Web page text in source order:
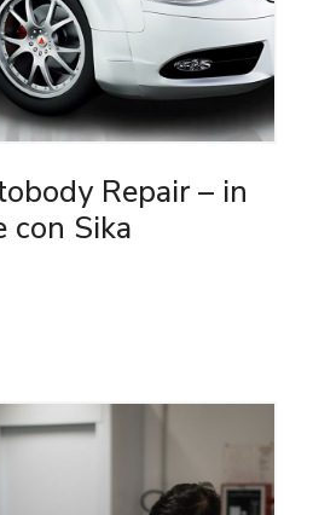
Repair – in
con Sika